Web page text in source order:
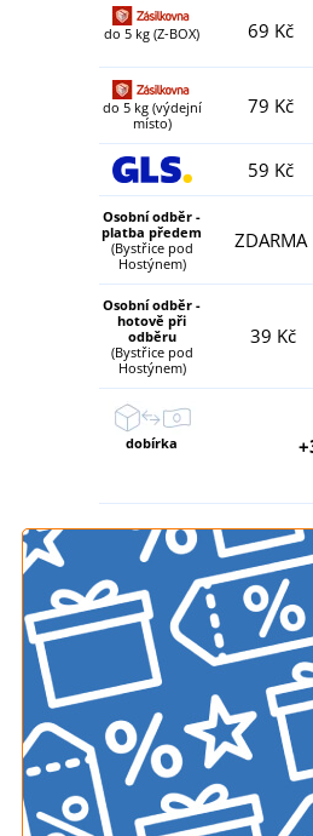
do 5 kg (Z-BOX) 69 Kč
do 5 kg (výdejní
místo)
79 Kč
59 Kč
Osobní odběr -
platba předem
(Bystřice pod
Hostýnem)
ZDARMA
Osobní odběr -
hotově při
odběru
(Bystřice pod
Hostýnem)
39 Kč
dobírka